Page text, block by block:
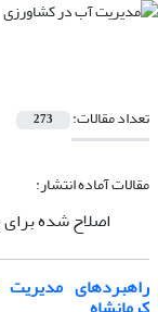
تعداد مقالات: 273
مقالات آماده انتشار:
اصلاح شده
راهبردهای